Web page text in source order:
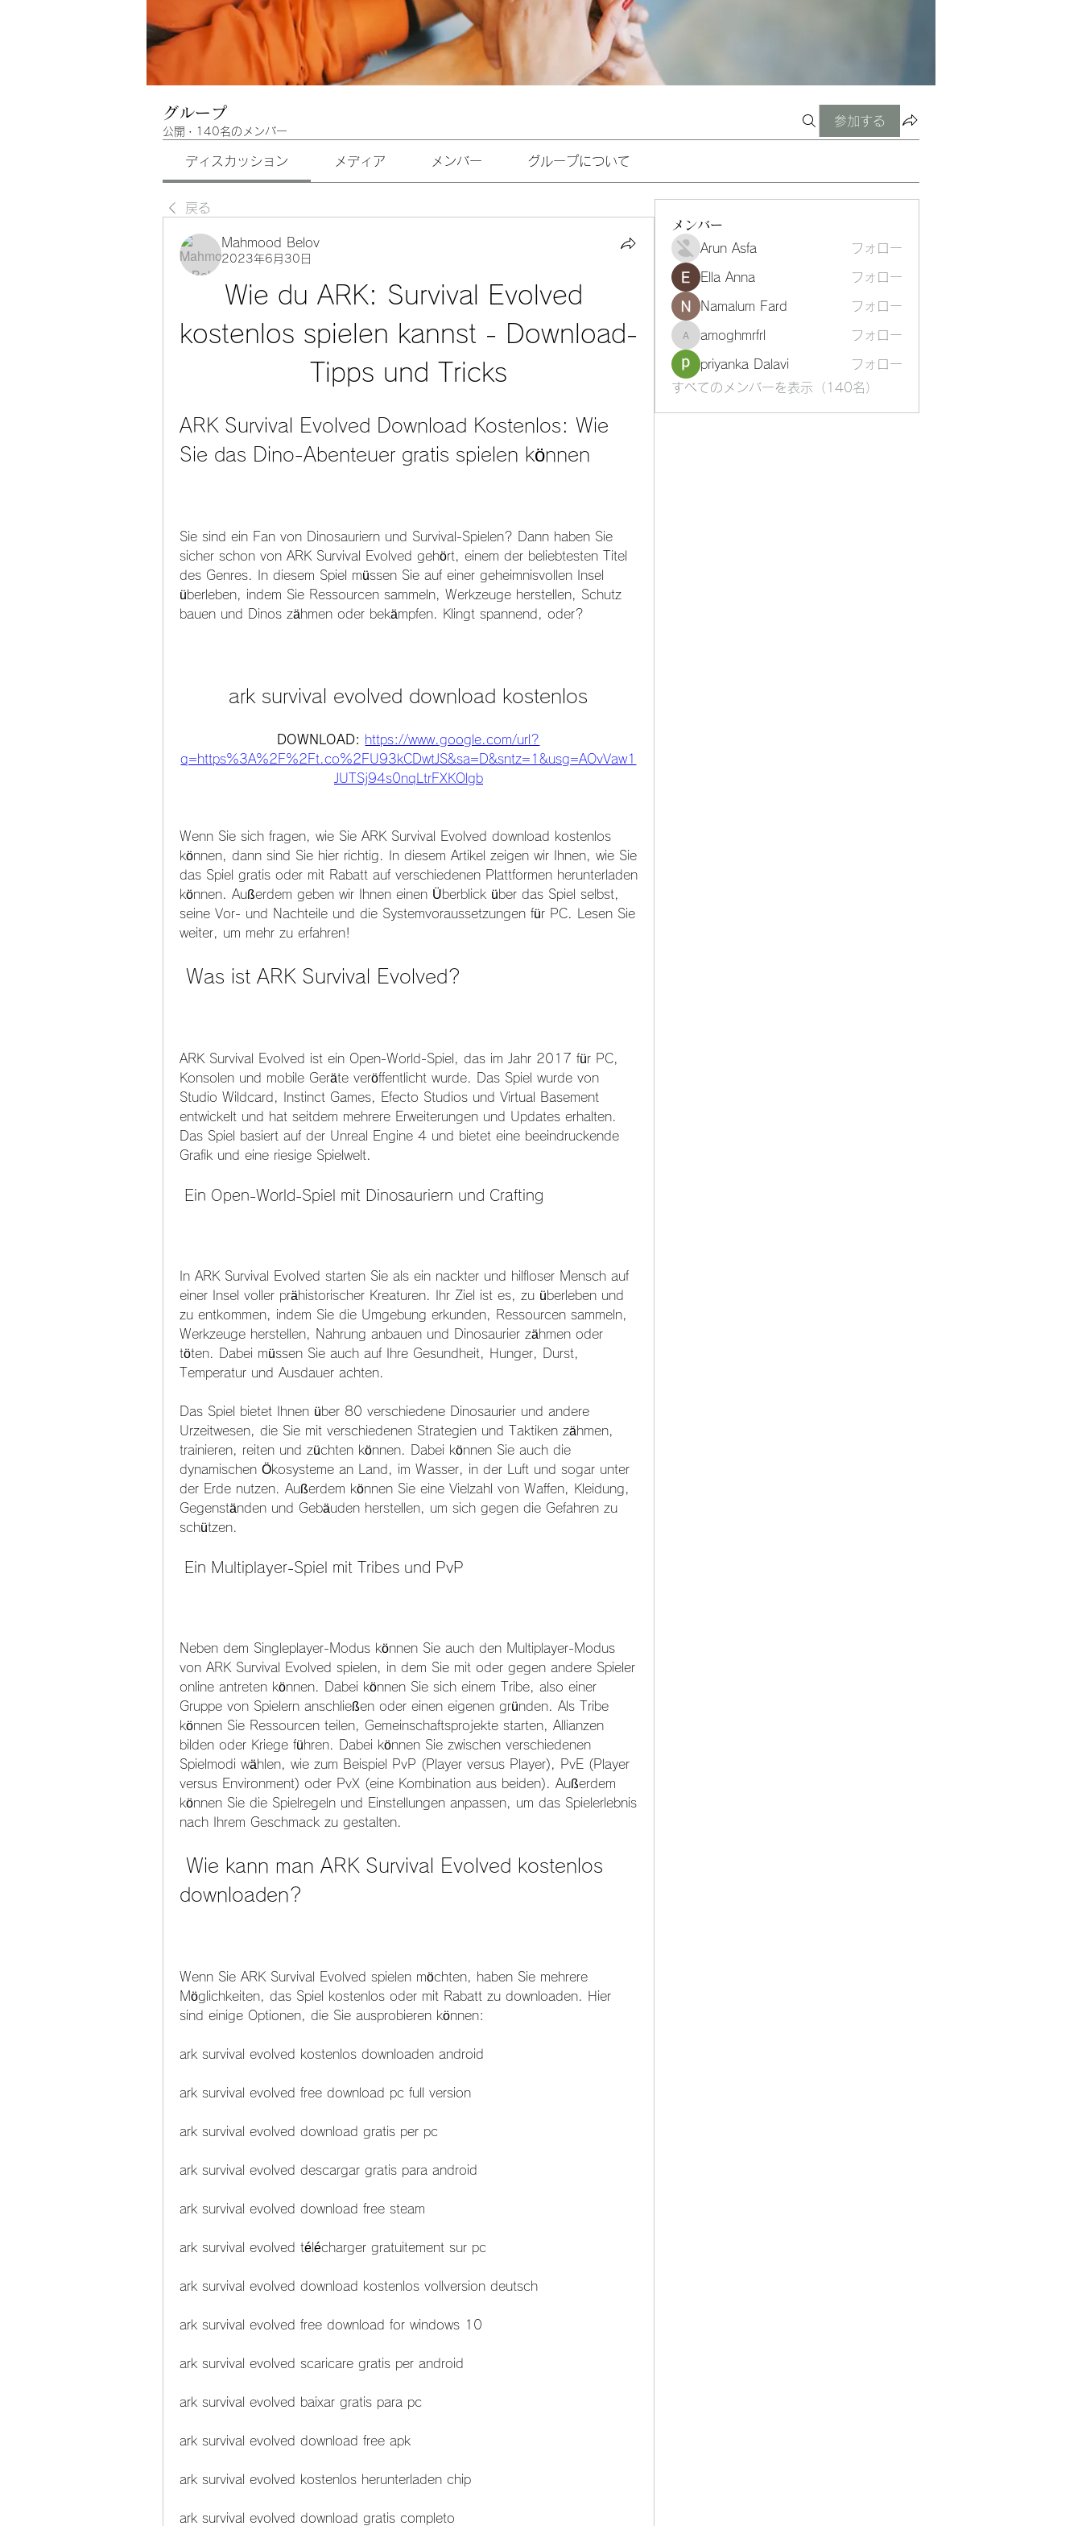
グループ
公開 · 140名のメンバー
参加する
ディスカッション メディア メンバー グループについて
戻る
Mahmood Belov
2023年6月30日
Wie du ARK: Survival Evolved
kostenlos spielen kannst - Download-
Tipps und Tricks
ARK Survival Evolved Download Kostenlos: Wie
Sie das Dino-Abenteuer gratis spielen können
Sie sind ein Fan von Dinosauriern und Survival-Spielen? Dann haben Sie
sicher schon von ARK Survival Evolved gehört, einem der beliebtesten Titel
des Genres. In diesem Spiel müssen Sie auf einer geheimnisvollen Insel
überleben, indem Sie Ressourcen sammeln, Werkzeuge herstellen, Schutz
bauen und Dinos zähmen oder bekämpfen. Klingt spannend, oder?
ark survival evolved download kostenlos
DOWNLOAD: https://www.google.com/url?
q=https%3A%2F%2Ft.co%2FU93kCDwtJS&sa=D&sntz=1&usg=AOvVaw1
JUTSj94s0nqLtrFXKOlgb
Wenn Sie sich fragen, wie Sie ARK Survival Evolved download kostenlos
können, dann sind Sie hier richtig. In diesem Artikel zeigen wir Ihnen, wie Sie
das Spiel gratis oder mit Rabatt auf verschiedenen Plattformen herunterladen
können. Außerdem geben wir Ihnen einen Überblick über das Spiel selbst,
seine Vor- und Nachteile und die Systemvoraussetzungen für PC. Lesen Sie
weiter, um mehr zu erfahren!
Was ist ARK Survival Evolved?
ARK Survival Evolved ist ein Open-World-Spiel, das im Jahr 2017 für PC,
Konsolen und mobile Geräte veröffentlicht wurde. Das Spiel wurde von
Studio Wildcard, Instinct Games, Efecto Studios und Virtual Basement
entwickelt und hat seitdem mehrere Erweiterungen und Updates erhalten.
Das Spiel basiert auf der Unreal Engine 4 und bietet eine beeindruckende
Grafik und eine riesige Spielwelt.
Ein Open-World-Spiel mit Dinosauriern und Crafting
In ARK Survival Evolved starten Sie als ein nackter und hilfloser Mensch auf
einer Insel voller prähistorischer Kreaturen. Ihr Ziel ist es, zu überleben und
zu entkommen, indem Sie die Umgebung erkunden, Ressourcen sammeln,
Werkzeuge herstellen, Nahrung anbauen und Dinosaurier zähmen oder
töten. Dabei müssen Sie auch auf Ihre Gesundheit, Hunger, Durst,
Temperatur und Ausdauer achten.
Das Spiel bietet Ihnen über 80 verschiedene Dinosaurier und andere
Urzeitwesen, die Sie mit verschiedenen Strategien und Taktiken zähmen,
trainieren, reiten und züchten können. Dabei können Sie auch die
dynamischen Ökosysteme an Land, im Wasser, in der Luft und sogar unter
der Erde nutzen. Außerdem können Sie eine Vielzahl von Waffen, Kleidung,
Gegenständen und Gebäuden herstellen, um sich gegen die Gefahren zu
schützen.
Ein Multiplayer-Spiel mit Tribes und PvP
Neben dem Singleplayer-Modus können Sie auch den Multiplayer-Modus
von ARK Survival Evolved spielen, in dem Sie mit oder gegen andere Spieler
online antreten können. Dabei können Sie sich einem Tribe, also einer
Gruppe von Spielern anschließen oder einen eigenen gründen. Als Tribe
können Sie Ressourcen teilen, Gemeinschaftsprojekte starten, Allianzen
bilden oder Kriege führen. Dabei können Sie zwischen verschiedenen
Spielmodi wählen, wie zum Beispiel PvP (Player versus Player), PvE (Player
versus Environment) oder PvX (eine Kombination aus beiden). Außerdem
können Sie die Spielregeln und Einstellungen anpassen, um das Spielerlebnis
nach Ihrem Geschmack zu gestalten.
downloaden?
Wenn Sie ARK Survival Evolved spielen möchten, haben Sie mehrere
Möglichkeiten, das Spiel kostenlos oder mit Rabatt zu downloaden. Hier
sind einige Optionen, die Sie ausprobieren können:
ark survival evolved kostenlos downloaden android
ark survival evolved free download pc full version
ark survival evolved download gratis per pc
ark survival evolved descargar gratis para android
ark survival evolved download free steam
ark survival evolved télécharger gratuitement sur pc
ark survival evolved download kostenlos vollversion deutsch
ark survival evolved free download for windows 10
ark survival evolved scaricare gratis per android
ark survival evolved baixar gratis para pc
ark survival evolved download free apk
ark survival evolved kostenlos herunterladen chip
ark survival evolved download gratis completo
メンバー
Arun Asfa
フォロー
Ella Anna フォロー
Namalum Fard フォロー
amoghmrfrl
amoghmrfrl フォロー
priyanka Dalavi
フォロー
すべてのメンバーを表示（140名）